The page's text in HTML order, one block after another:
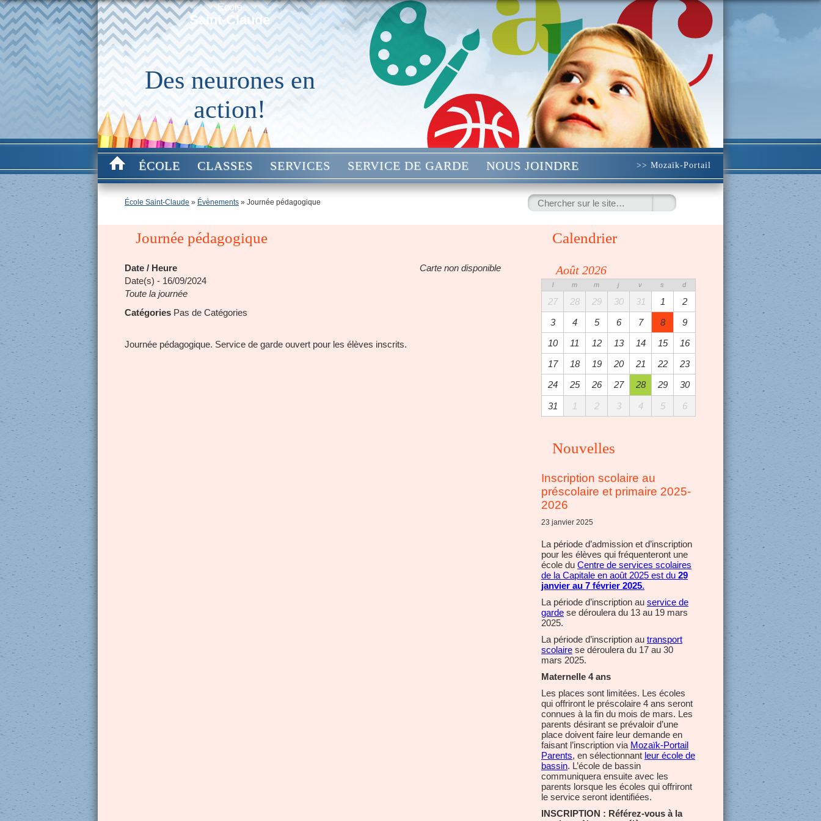
École
Saint-Claude
Des neurones en
action!
ÉCOLE CLASSES SERVICES SERVICE DE GARDE NOUS JOINDRE >> Mozaïk-Portail
École Saint-Claude » Évènements » Journée pédagogique
Rechercher
:
Journée pédagogique
Carte non disponible
Date / Heure
Date(s) - 16/09/2024
Toute la journée
Catégories Pas de Catégories
Journée pédagogique. Service de garde ouvert pour les élèves inscrits.
Calendrier
Août 2026
l m m j v s d
27 28 29 30 31 1
2
3
4 5 6 7 8
9
10
11 12 13 14 15
16
17
18 19 20 21 22
23
24
25 26 27 28 29 30
31 1 2 3 4 5 6
Nouvelles
Inscription scolaire au
préscolaire et primaire 2025-
2026
23 janvier 2025
La période d’admission et d’inscription
pour les élèves qui fréquenteront une
école du Centre de services scolaires
de la Capitale en août 2025 est du 29
janvier au 7 février 2025.
La période d’inscription au service de
garde se déroulera du 13 au 19 mars
2025.
La période d’inscription au transport
scolaire se déroulera du 17 au 30
mars 2025.
Maternelle 4 ans
Les places sont limitées. Les écoles
qui offriront le préscolaire 4 ans seront
connues à la fin du mois de mars. Les
parents désirant se prévaloir d’une
place doivent faire leur demande en
faisant l’inscription via Mozaïk-Portail
Parents, en sélectionnant leur école de
bassin. L’école de bassin
communiquera ensuite avec les
parents lorsque les écoles qui offriront
le service seront identifiées.
INSCRIPTION : Référez-vous à la